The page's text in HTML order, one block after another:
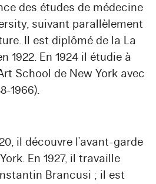
des études de médecine
suivant parallèlement
Il est diplômé de la La
1922. En 1924 il étudie à
School de New York avec
1966).
il découvre l’avant-garde
En 1927, il travaille
Brancusi ; il est